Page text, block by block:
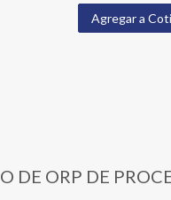
Agregar a
ORP DE